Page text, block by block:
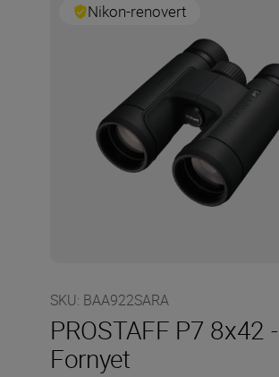
Nikon-renovert
SKU: BAA922SARA
PROSTAFF P7 8x42 -
Fornyet